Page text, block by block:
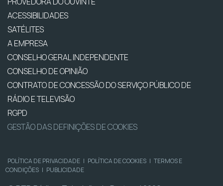
ACESSIBILIDADES
SATÉLITES
A EMPRESA
CONSELHO GERAL INDEPENDENTE
CONSELHO DE OPINIÃO
CONTRATO DE CONCESSÃO DO SERVIÇO PÚBLICO DE
RÁDIO E TELEVISÃO
RGPD
GESTÃO DAS DEFINIÇÕES DE COOKIES
POLÍTICA DE PRIVACIDADE | POLÍTICA DE COOKIES | TERMOS E
CONDIÇÕES | PUBLICIDADE